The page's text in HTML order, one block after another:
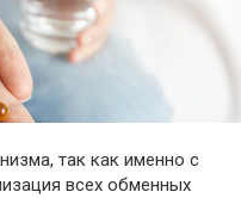
так как именно с
всех обменных